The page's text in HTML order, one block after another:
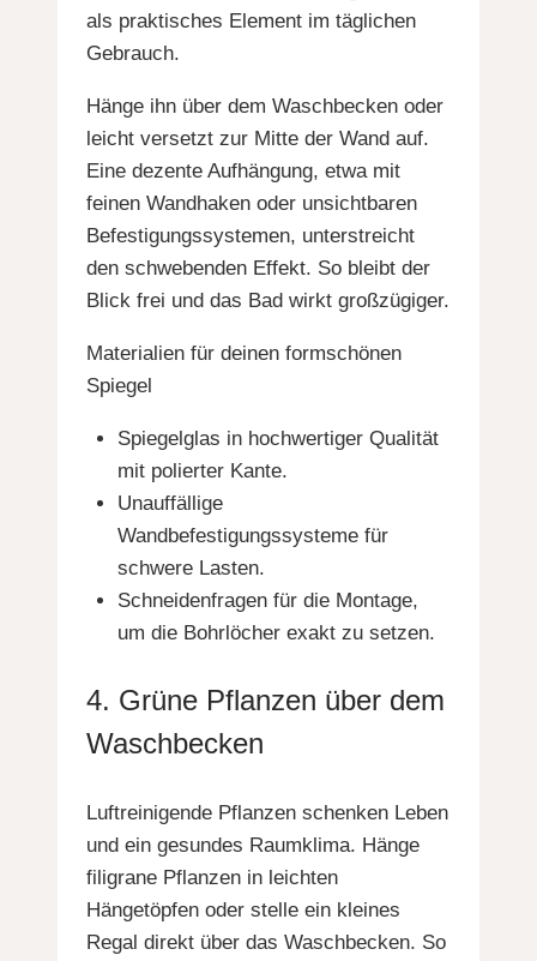
als praktisches Element im täglichen
Gebrauch.
Hänge ihn über dem Waschbecken oder
leicht versetzt zur Mitte der Wand auf.
Eine dezente Aufhängung, etwa mit
feinen Wandhaken oder unsichtbaren
Befestigungssystemen, unterstreicht
den schwebenden Effekt. So bleibt der
Blick frei und das Bad wirkt großzügiger.
Materialien für deinen formschönen
Spiegel
Spiegelglas in hochwertiger Qualität
mit polierter Kante.
Unauffällige
Wandbefestigungssysteme für
schwere Lasten.
Schneidenfragen für die Montage,
um die Bohrlöcher exakt zu setzen.
4. Grüne Pflanzen über dem
Waschbecken
Luftreinigende Pflanzen schenken Leben
und ein gesundes Raumklima. Hänge
filigrane Pflanzen in leichten
Hängetöpfen oder stelle ein kleines
Regal direkt über das Waschbecken. So